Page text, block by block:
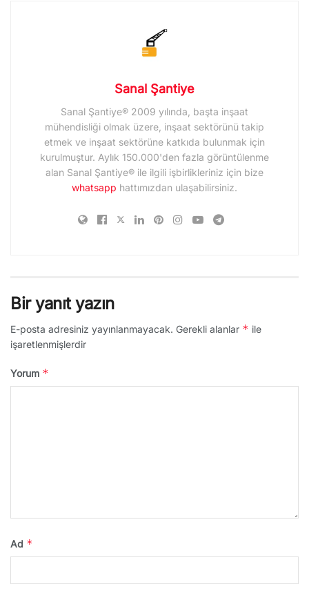
Sanal Şantiye
Sanal Şantiye® 2009 yılında, başta inşaat
mühendisliği olmak üzere, inşaat sektörünü takip
etmek ve inşaat sektörüne katkıda bulunmak için
kurulmuştur. Aylık 150.000'den fazla görüntülenme
alan Sanal Şantiye® ile ilgili işbirlikleriniz için bize
whatsapp hattımızdan ulaşabilirsiniz.
Bir yanıt yazın
E-posta adresiniz yayınlanmayacak. Gerekli alanlar * ile
işaretlenmişlerdir
Yorum *
Ad *